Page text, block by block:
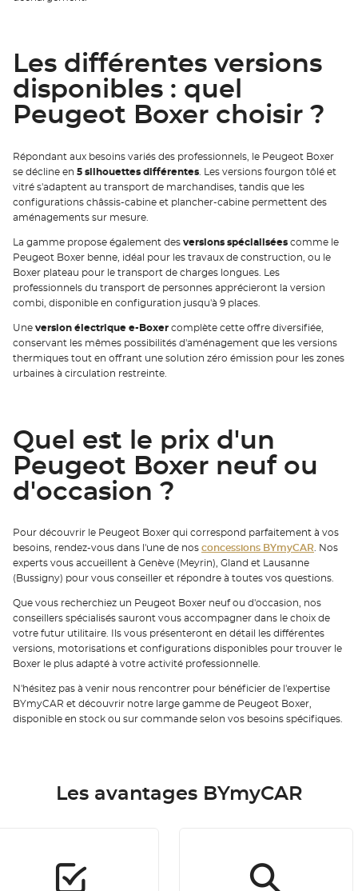
Les différentes versions
disponibles : quel
Peugeot Boxer choisir ?
Répondant aux besoins variés des professionnels, le Peugeot Boxer
se décline en 5 silhouettes différentes . Les versions fourgon tôlé et
vitré s'adaptent au transport de marchandises, tandis que les
configurations châssis-cabine et plancher-cabine permettent des
aménagements sur mesure.
La gamme propose également des versions spécialisées comme le
Peugeot Boxer benne, idéal pour les travaux de construction, ou le
Boxer plateau pour le transport de charges longues. Les
professionnels du transport de personnes apprécieront la version
combi, disponible en configuration jusqu'à 9 places.
Une version électrique e-Boxer complète cette offre diversifiée,
conservant les mêmes possibilités d'aménagement que les versions
thermiques tout en offrant une solution zéro émission pour les zones
urbaines à circulation restreinte.
Quel est le prix d'un
Peugeot Boxer neuf ou
d'occasion ?
Pour découvrir le Peugeot Boxer qui correspond parfaitement à vos
besoins, rendez-vous dans l'une de nos concessions BYmyCAR . Nos
experts vous accueillent à Genève (Meyrin), Gland et Lausanne
(Bussigny) pour vous conseiller et répondre à toutes vos questions.
Que vous recherchiez un Peugeot Boxer neuf ou d'occasion, nos
conseillers spécialisés sauront vous accompagner dans le choix de
votre futur utilitaire. Ils vous présenteront en détail les différentes
versions, motorisations et configurations disponibles pour trouver le
Boxer le plus adapté à votre activité professionnelle.
N'hésitez pas à venir nous rencontrer pour bénéficier de l'expertise
BYmyCAR et découvrir notre large gamme de Peugeot Boxer,
disponible en stock ou sur commande selon vos besoins spécifiques.
Les avantages BYmyCAR